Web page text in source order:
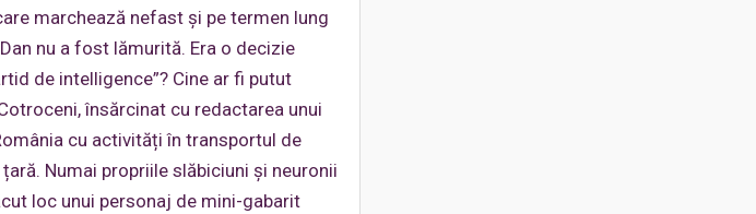
marchează nefast și pe termen lung
nu a fost lămurită. Era o decizie
de intelligence”? Cine ar fi putut
însărcinat cu redactarea unui
cu activități în transportul de
Numai propriile slăbiciuni și neuronii
loc unui personaj de mini-gabarit